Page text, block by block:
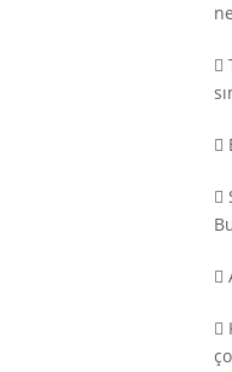




